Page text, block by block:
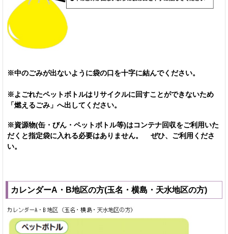
※中のごみが出ないように袋の口を十字に結んでください。
※よごれたペットボトルはリサイクルに回すことができないため
「燃えるごみ」へ出してください。
※資源物(缶・びん・ペットボトル等)はコンテナ回収をご利用いた
だくと指定袋に入れる必要はありません。 ぜひ、ご利用くださ
い。
カレンダーA・B地区の方(玉名・横島・天水地区の方)